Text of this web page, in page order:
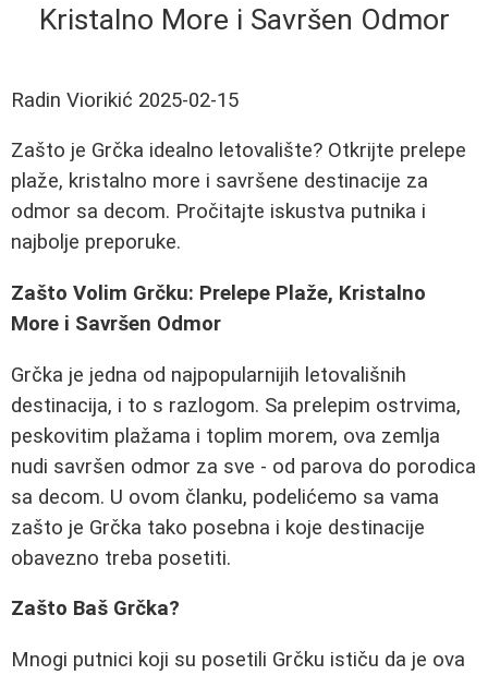
Kristalno More i Savršen Odmor
Radin Viorikić 2025-02-15
Zašto je Grčka idealno letovalište? Otkrijte prelepe
plaže, kristalno more i savršene destinacije za
odmor sa decom. Pročitajte iskustva putnika i
najbolje preporuke.
Zašto Volim Grčku: Prelepe Plaže, Kristalno
More i Savršen Odmor
Grčka je jedna od najpopularnijih letovališnih
destinacija, i to s razlogom. Sa prelepim ostrvima,
peskovitim plažama i toplim morem, ova zemlja
nudi savršen odmor za sve - od parova do porodica
sa decom. U ovom članku, podelićemo sa vama
zašto je Grčka tako posebna i koje destinacije
obavezno treba posetiti.
Zašto Baš Grčka?
Mnogi putnici koji su posetili Grčku ističu da je ova